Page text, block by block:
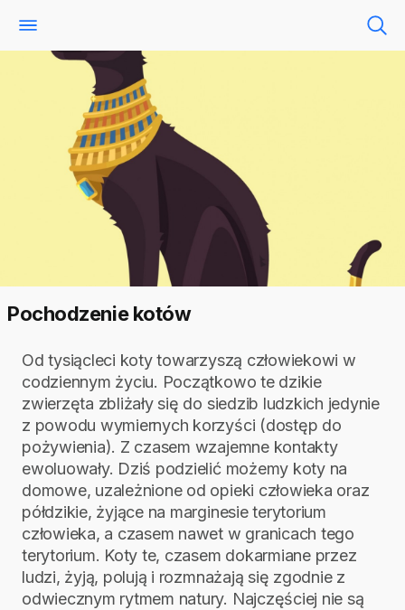
Pochodzenie kotów
Od tysiącleci koty towarzyszą człowiekowi w
codziennym życiu. Początkowo te dzikie
zwierzęta zbliżały się do siedzib ludzkich jedynie
z powodu wymiernych korzyści (dostęp do
pożywienia). Z czasem wzajemne kontakty
ewoluowały. Dziś podzielić możemy koty na
domowe, uzależnione od opieki człowieka oraz
półdzikie, żyjące na marginesie terytorium
człowieka, a czasem nawet w granicach tego
terytorium. Koty te, czasem dokarmiane przez
ludzi, żyją, polują i rozmnażają się zgodnie z
odwiecznym rytmem natury. Najczęściej nie są